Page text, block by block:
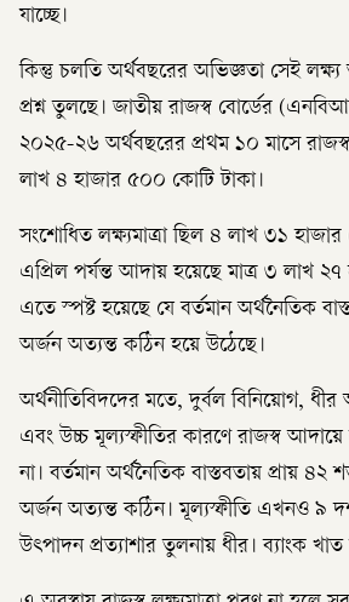
যাচ্ছে।
কিন্তু চলতি অর্থবছরের অভিজ্ঞতা সেই লক্ষ্য
প্রশ্ন তুলছে। জাতীয় রাজস্ব বোর্ডের
২০২৫-২৬ অর্থবছরের প্রথম ১০ মাসে
লাখ ৪ হাজার ৫০০ কোটি টাকা।
সংশোধিত লক্ষ্যমাত্রা ছিল ৪ লাখ ৩১ হাজার
এপ্রিল পর্যন্ত আদায় হয়েছে মাত্র ৩ লাখ ২৭
এতে স্পষ্ট হয়েছে যে বর্তমান অর্থনৈতিক
অর্জন অত্যন্ত কঠিন হয়ে উঠেছে।
অর্থনীতিবিদদের মতে, দুর্বল বিনিয়োগ, ধীর
এবং উচ্চ মূল্যস্ফীতির কারণে রাজস্ব
না। বর্তমান অর্থনৈতিক বাস্তবতায় প্রায় ৪২
অর্জন অত্যন্ত কঠিন। মূল্যস্ফীতি এখনও ৯
উৎপাদন প্রত্যাশার তুলনায় ধীর। ব্যাংক